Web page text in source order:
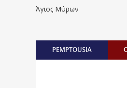
Άγιος Μύρων
PEMPTOUSIA